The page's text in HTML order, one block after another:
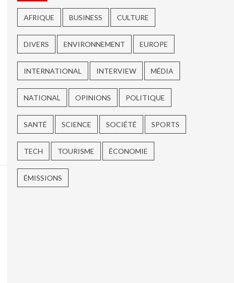
AFRIQUE BUSINESS CULTURE
DIVERS ENVIRONNEMENT EUROPE
INTERNATIONAL INTERVIEW MÉDIA
NATIONAL OPINIONS POLITIQUE
SANTÉ SCIENCE SOCIÉTÉ SPORTS
TECH TOURISME ÉCONOMIE
ÉMISSIONS